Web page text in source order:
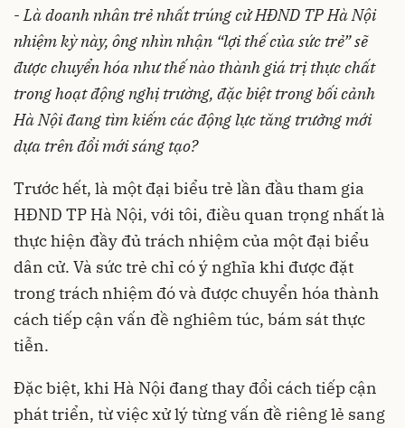
-Là doanh nhân trẻ nhất trúng cử HĐND TP Hà Nội
nhiệm kỳ này, ông nhìn nhận “lợi thế của sức trẻ” sẽ
được chuyển hóa như thế nào thành giá trị thực chất
trong hoạt động nghị trường, đặc biệt trong bối cảnh
Hà Nội đang tìm kiếm các động lực tăng trưởng mới
dựa trên đổi mới sáng tạo?
Trước hết, là một đại biểu trẻ lần đầu tham gia
HĐND TP Hà Nội, với tôi, điều quan trọng nhất là
thực hiện đầy đủ trách nhiệm của một đại biểu
dân cử. Và sức trẻ chỉ có ý nghĩa khi được đặt
trong trách nhiệm đó và được chuyển hóa thành
cách tiếp cận vấn đề nghiêm túc, bám sát thực
tiễn.
Đặc biệt, khi Hà Nội đang thay đổi cách tiếp cận
phát triển, từ việc xử lý từng vấn đề riêng lẻ sang